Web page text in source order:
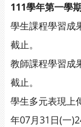
111學年第一學
學生課程學習成
截止。
教師課程學習成
截止。
學生多元表現上
年07月31日(一